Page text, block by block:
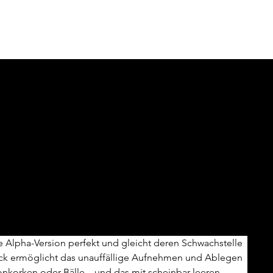
Alpha-Version perfekt und gleicht deren Schwachstelle
ermöglicht das unauffällige Aufnehmen und Ablegen